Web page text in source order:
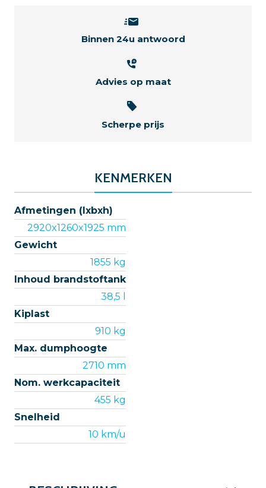
Binnen 24u antwoord
Advies op maat
Scherpe prijs
KENMERKEN
Afmetingen (lxbxh)
2920x1260x1925 mm
Gewicht
1855 kg
Inhoud brandstoftank
38,5 l
Kiplast
910 kg
Max. dumphoogte
2710 mm
Nom. werkcapaciteit
455 kg
Snelheid
10 km/u